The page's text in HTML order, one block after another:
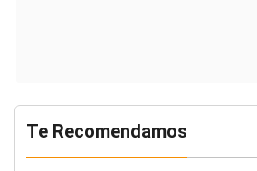
Te Recomendamos